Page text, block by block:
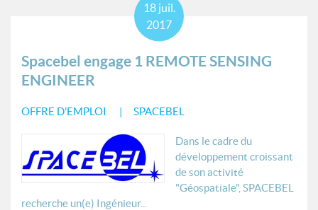
Spacebel engage 1 REMOTE SENSING
ENGINEER
OFFRE D'EMPLOI SPACEBEL
18 juil.
2017
Dans le cadre du
développement croissant
de son activité
"Géospatiale", SPACEBEL
recherche un(e) Ingénieur...